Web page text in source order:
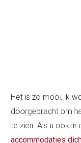
Het is zo mooi, ik
doorgebracht om
te zien. Als u ook
accommodaties